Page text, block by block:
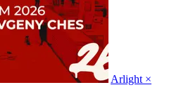
Arlight ×